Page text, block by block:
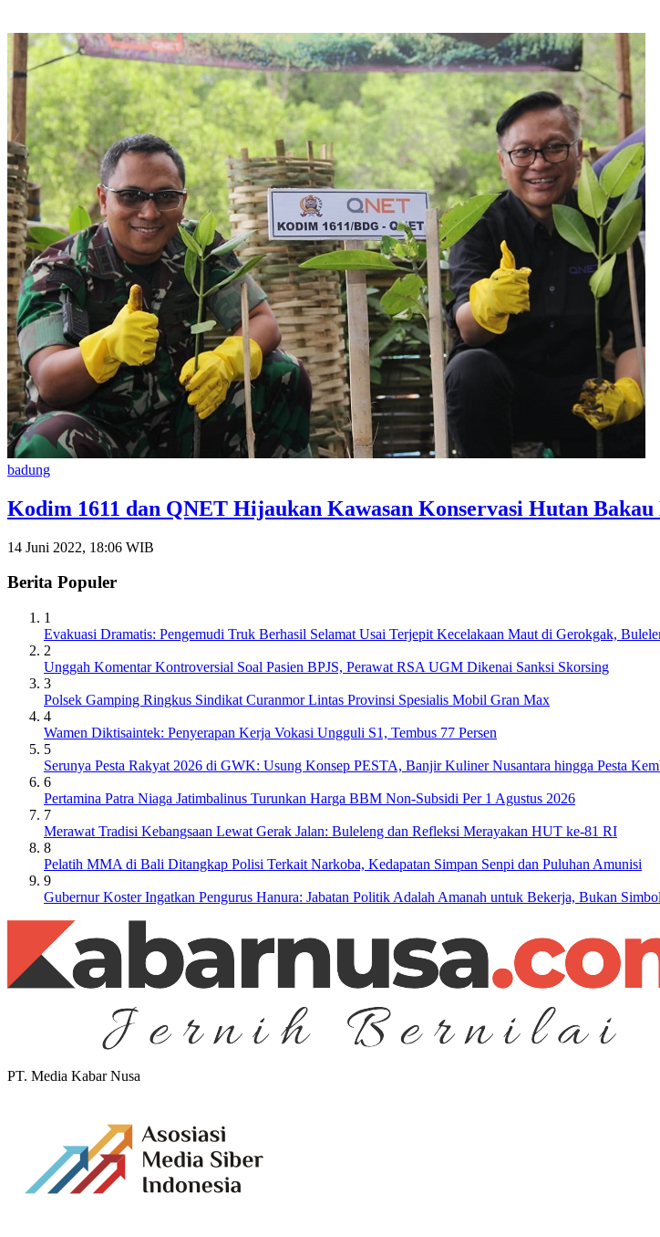
badung
Kodim 1611 dan QNET Hijaukan Kawasan Konservasi Hutan Bakau
14 Juni 2022, 18:06 WIB
Berita Populer
1
Evakuasi Dramatis: Pengemudi Truk Berhasil Selamat Usai Terjepit Kecelakaan Maut di Gerokgak,
2
Unggah Komentar Kontroversial Soal Pasien BPJS, Perawat RSA UGM Dikenai Sanksi Skorsing
3
Polsek Gamping Ringkus Sindikat Curanmor Lintas Provinsi Spesialis Mobil Gran Max
4
Wamen Diktisaintek: Penyerapan Kerja Vokasi Ungguli S1, Tembus 77 Persen
5
Serunya Pesta Rakyat 2026 di GWK: Usung Konsep PESTA, Banjir Kuliner Nusantara hingga Pesta
6
Pertamina Patra Niaga Jatimbalinus Turunkan Harga BBM Non-Subsidi Per 1 Agustus 2026
7
Merawat Tradisi Kebangsaan Lewat Gerak Jalan: Buleleng dan Refleksi Merayakan HUT ke-81 RI
8
Pelatih MMA di Bali Ditangkap Polisi Terkait Narkoba, Kedapatan Simpan Senpi dan Puluhan Amunisi
9
Gubernur Koster Ingatkan Pengurus Hanura: Jabatan Politik Adalah Amanah untuk Bekerja, Bukan
PT. Media Kabar Nusa